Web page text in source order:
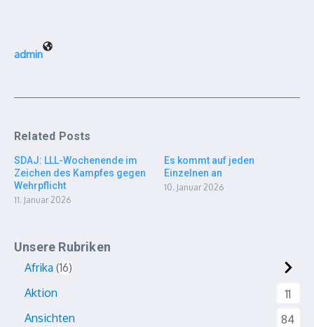
admin
Related Posts
SDAJ: LLL-Wochenende im
Zeichen des Kampfes gegen
Wehrpflicht
11. Januar 2026
Es kommt auf jeden
Einzelnen an
10. Januar 2026
Unsere Rubriken
Afrika 16
Aktion
11
Ansichten
84